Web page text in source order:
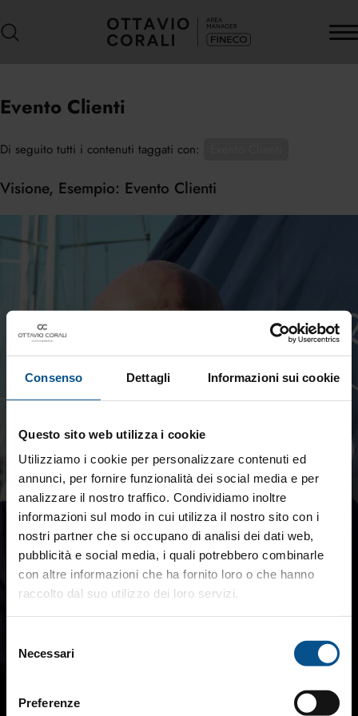
Consenso Dettagli Informazioni sui cookie
Questo sito web utilizza i cookie
Utilizziamo i cookie per personalizzare contenuti ed
annunci, per fornire funzionalità dei social media e per
analizzare il nostro traffico. Condividiamo inoltre
informazioni sul modo in cui utilizza il nostro sito con i
nostri partner che si occupano di analisi dei dati web,
pubblicità e social media, i quali potrebbero combinarle
con altre informazioni che ha fornito loro o che hanno
raccolto dal suo utilizzo dei loro servizi.
delNecessari
Preferenze
Evento Clienti
Di seguito tutti i contenuti taggati con:
Visione, Esempio: Evento Clienti